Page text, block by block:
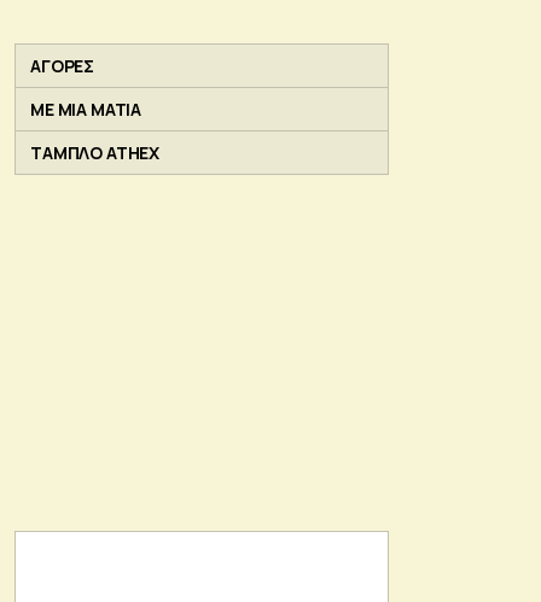
ΑΓΟΡΕΣ
ΜΕ ΜΙΑ ΜΑΤΙΑ
ΤΑΜΠΛΟ ATHEX